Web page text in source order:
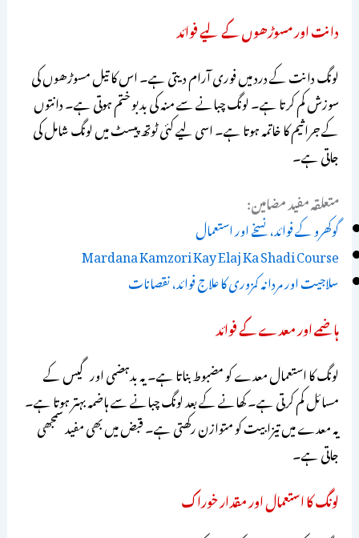
دانت اور مسوڑھوں کے لیے فوائد
لونگ دانت کے درد میں فوری آرام دیتی ہے۔ اس کا تیل مسوڑھوں کی
سوزش کم کرتا ہے۔ لونگ چبانے سے منہ کی بدبو ختم ہوتی ہے۔ دانتوں
کے جراثیم کا خاتمہ ہوتا ہے۔ اسی لیے کئی ٹوتھ پیسٹ میں لونگ شامل کی
جاتی ہے۔
متعلقہ مفید مضامین:
گوکھرو کے فوائد، نسخے اور استعمال
Mardana Kamzori Kay Elaj Ka Shadi Course
سلاجیت اور مردانہ کمزوری کا علاج فوائد، نقصانات
ہاضمے اور معدے کے فوائد
لونگ کا استعمال معدے کو مضبوط بناتا ہے۔ یہ بدہضمی اور گیس کے
مسائل کم کرتی ہے۔ کھانے کے بعد لونگ چبانے سے ہاضمہ بہتر ہوتا ہے۔
یہ معدے میں تیزابیت کو متوازن رکھتی ہے۔ قبض میں بھی مفید سمجھی
جاتی ہے۔
لونگ کا استعمال اور مقدار خوراک